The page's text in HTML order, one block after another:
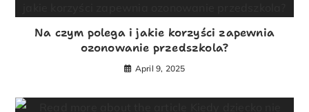
Na czym polega i jakie korzyści zapewnia
ozonowanie przedszkola?
April 9, 2025